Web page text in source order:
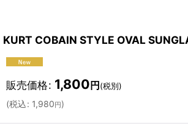
KURT COBAIN STYLE OVAL
販売価格: 1,800 円 (税別)
(税込: 1,980 円 )